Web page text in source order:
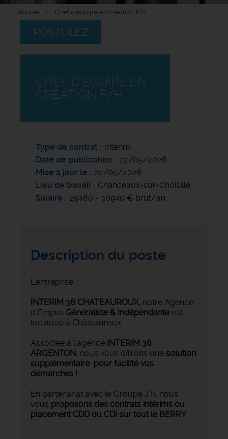
Accueil Chef d'équipe en création f/h
POSTULEZ
CHEF D'ÉQUIPE EN
CRÉATION F/H
Type de contrat
Intérim
Date de publication
22/05/2026
Mise à jour le
22/05/2026
Lieu de travail
Chanceaux-sur-Choisille
Salaire
25480 - 30940 € brut/an
Description du poste
L'entreprise
INTERIM 36 CHATEAUROUX, notre Agence
d'Emploi Généraliste & Indépendante est
localisée à Châteauroux.
Associée à l'agence INTERIM 36
ARGENTON, nous vous offrons une solution
supplémentaire pour facilité vos
démarches !
En partenariat avec le Groupe JTI, nous
vous proposons des contrats intérims ou
placement CDD ou CDI sur tout le BERRY